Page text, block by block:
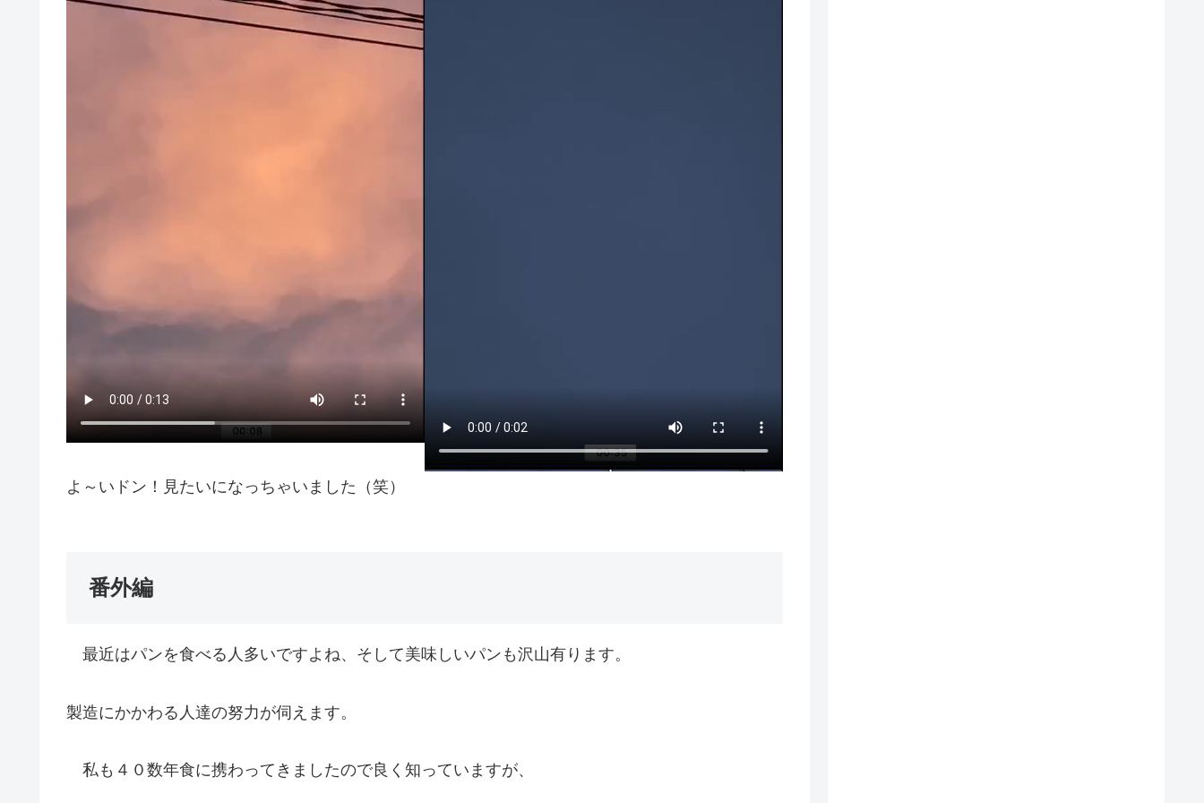
よ～いドン！見たいになっちゃいました（笑）
番外編
最近はパンを食べる人多いですよね、そして美味しいパンも沢山有ります。
製造にかかわる人達の努力が伺えます。
私も４０数年食に携わってきましたので良く知っていますが、